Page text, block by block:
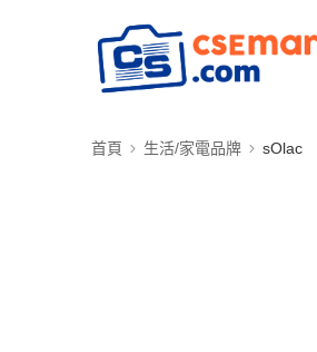
首頁 生活/家電品牌 sOlac